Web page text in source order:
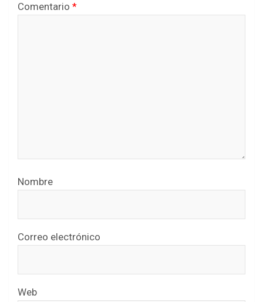
Comentario *
Nombre
Correo electrónico
Web